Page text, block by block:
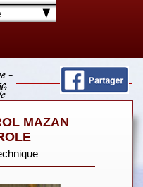
-
MAZAN